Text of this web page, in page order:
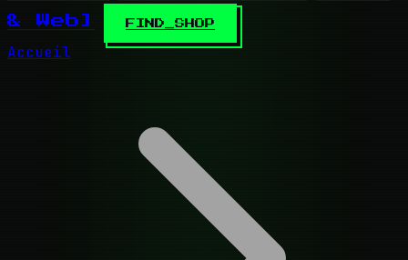
& Web]
FIND_SHOP
Accueil